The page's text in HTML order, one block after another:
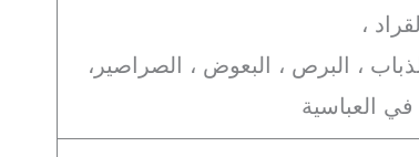
،
، البرص ، البعوض ، الصراصير،
في العباسية